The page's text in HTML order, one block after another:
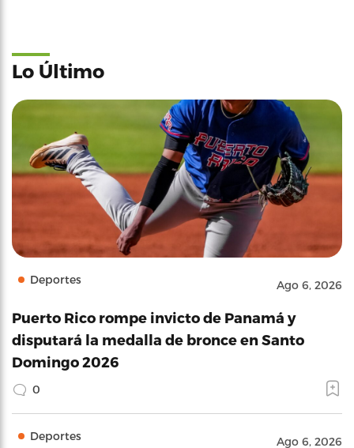
Lo Último
Deportes Ago 6, 2026
Puerto Rico rompe invicto de Panamá y
disputará la medalla de bronce en Santo
Domingo 2026
0
Deportes Ago 6, 2026